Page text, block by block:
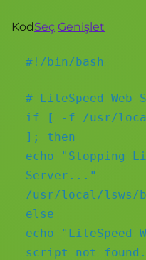
KodSeç Genişlet
#!/bin/bash
# LiteSpeed Web
if [ -f /usr/
]; then
echo "Stopping
Server..."
/usr/local/lsws/
else
echo "LiteSpeed
script not